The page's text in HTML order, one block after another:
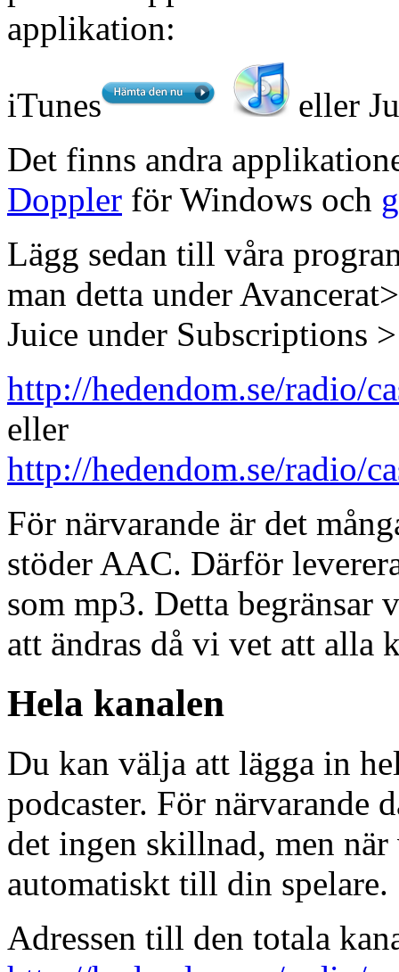
applikation:
iTunes
eller
Det finns andra
Doppler för Windows och
Lägg sedan till våra
man detta under
Juice under Subscriptions
http://hedendom.se/radio/
eller
http://hedendom.se/radio/
För närvarande är det
stöder AAC. Därför
som mp3. Detta begränsar
att ändras då vi vet att alla
Hela kanalen
Du kan välja att lägga in
podcaster. För närvarande
det ingen skillnad, men
automatiskt till din spelare.
Adressen till den totala